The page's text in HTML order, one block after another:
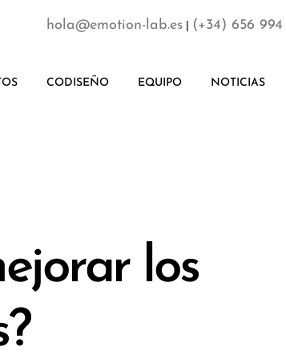
hola@emotion-lab.es (+34) 656
CODISEÑO EQUIPO NOTICIAS
los